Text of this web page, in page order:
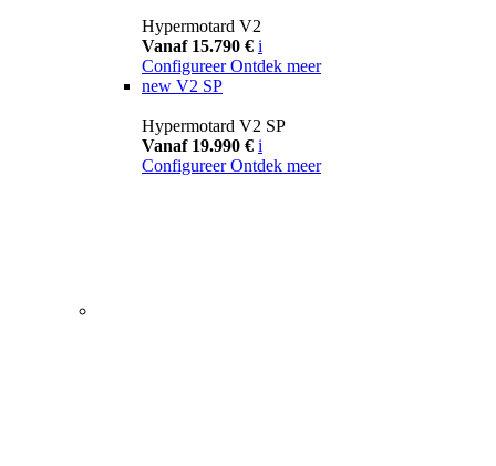
Hypermotard V2
Vanaf 15.790 € i
Configureer Ontdek meer
new V2 SP
Hypermotard V2 SP
Vanaf 19.990 € i
Configureer Ontdek meer